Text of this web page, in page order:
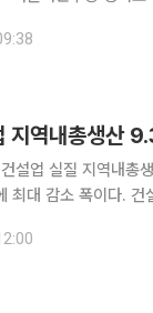
지역내총생산
설업 실질 지역내
최대 감소 폭이다. 건
년 4분기 및 연간